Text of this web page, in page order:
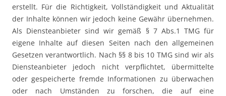
erstellt. Für die Richtigkeit, Vollständigkeit und Aktualität
der Inhalte können wir jedoch keine Gewähr übernehmen.
Als Diensteanbieter sind wir gemäß § 7 Abs.1 TMG für
eigene Inhalte auf diesen Seiten nach den allgemeinen
Gesetzen verantwortlich. Nach §§ 8 bis 10 TMG sind wir als
Diensteanbieter jedoch nicht verpflichtet, übermittelte
oder gespeicherte fremde Informationen zu überwachen
oder nach Umständen zu forschen, die auf eine